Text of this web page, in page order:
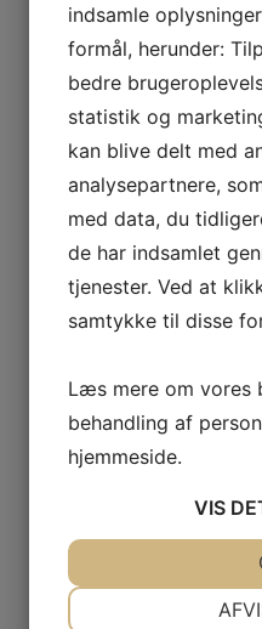
Arne Holm på 55 slag for
Er du allerede medlem
hold - find da den
Er du ikke medlem kan
ved tilmelding til det
Nuværende eller
Er du medlem (har en
under punktet "ØSVN-
"Medlemslogin" eller klik
Nyt medlem:
Det er VIGTIGT at du
Dette kan også ske ved
indsamle
formål, herunder:
bedre
statistik og
kan blive delt med
analysepartnere,
med data, du
de har indsamlet
tjenester. Ved at
samtykke til disse
Læs mere om vores
behandling af
hjemmeside.
VIS